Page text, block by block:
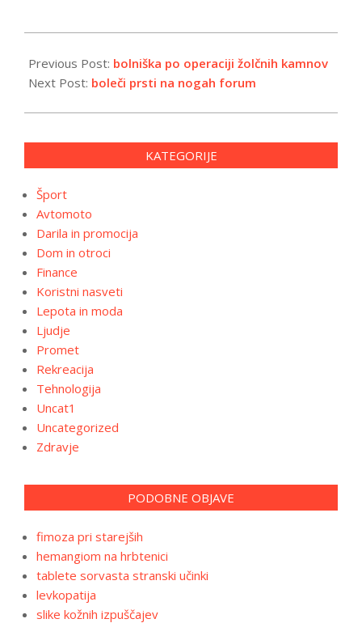
01-
14
Previous Post: bolniška po operaciji žolčnih kamnov
Next Post: boleči prsti na nogah forum
KATEGORIJE
Šport
Avtomoto
Darila in promocija
Dom in otroci
Finance
Koristni nasveti
Lepota in moda
Ljudje
Promet
Rekreacija
Tehnologija
Uncat1
Uncategorized
Zdravje
PODOBNE OBJAVE
fimoza pri starejših
hemangiom na hrbtenici
tablete sorvasta stranski učinki
levkopatija
slike kožnih izpuščajev